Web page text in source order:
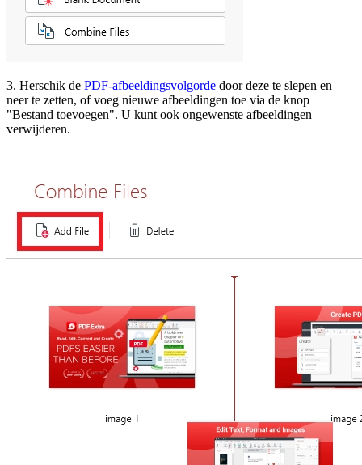
3. Herschik de PDF-afbeeldingsvolgorde door deze te slepen en
neer te zetten, of voeg nieuwe afbeeldingen toe via de knop
"Bestand toevoegen". U kunt ook ongewenste afbeeldingen
verwijderen.